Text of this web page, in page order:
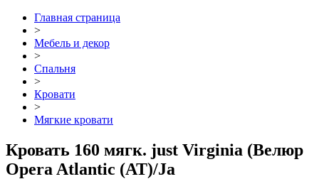
Главная страница
>
Мебель и декор
>
Спальня
>
Кровати
>
Мягкие кровати
Кровать 160 мягк. just Virginia (Велюр
Opera Atlantic (AT)/Ja